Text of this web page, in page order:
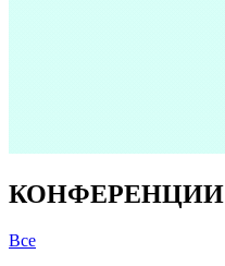
КОНФЕРЕНЦИИ
Все